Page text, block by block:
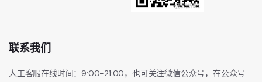
联系我们
人工客服在线时间：9:00-21:00，也可关注微信公众号，在公众号